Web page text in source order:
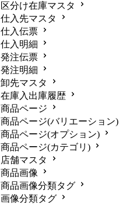
区分け在庫マスタ
仕入先マスタ
仕入伝票
仕入明細
発注伝票
発注明細
卸先マスタ
在庫入出庫履歴
商品ページ
商品ページ(バリエーション)
商品ページ(オプション)
商品ページ(カテゴリ)
店舗マスタ
商品画像
商品画像分類タグ
画像分類タグ